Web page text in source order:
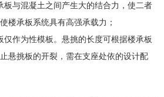
板与混凝土之间产生大的结合力，使二者
楼承板系统具有高强承载力；
仅作为性模板。悬挑的长度可根据楼承板
悬挑板的开裂，需在支座处依的设计配